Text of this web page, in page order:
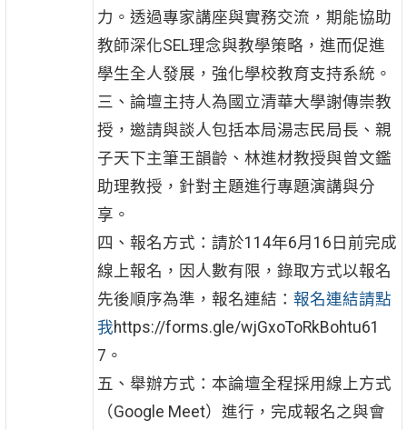
力。透過專家講座與實務交流，期能協助
教師深化SEL理念與教學策略，進而促進
學生全人發展，強化學校教育支持系統。
三、論壇主持人為國立清華大學謝傳崇教
授，邀請與談人包括本局湯志民局長、親
子天下主筆王韻齡、林進材教授與曾文鑑
助理教授，針對主題進行專題演講與分
享。
四、報名方式：請於114年6月16日前完成
線上報名，因人數有限，錄取方式以報名
先後順序為準，報名連結： 報名連結請點
我https://forms.gle/wjGxoToRkBohtu61
7。
五、舉辦方式：本論壇全程採用線上方式
（Google Meet）進行，完成報名之與會